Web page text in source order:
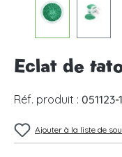
Eclat de
Réf. produit : 051123-
Ajouter à la liste de